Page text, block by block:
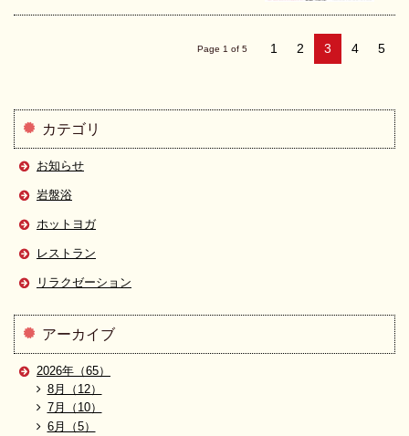
Page 1 of 5 1 2 3 4 5
カテゴリ
お知らせ
岩盤浴
ホットヨガ
レストラン
リラクゼーション
アーカイブ
2026年（65）
8月（12）
7月（10）
6月（5）